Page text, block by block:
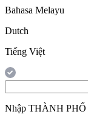
Bahasa Melayu
Dutch
Tiếng Việt
Nhập THÀNH PHỐ